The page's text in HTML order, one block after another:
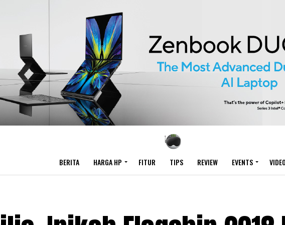
BERITA HARGA HP FITUR TIPS REVIEW EVENTS